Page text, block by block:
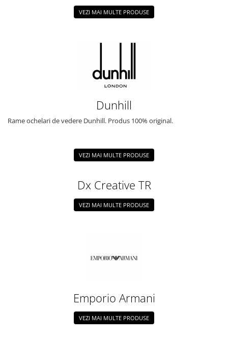
VEZI MAI MULTE PRODUSE
Dunhill
Rame ochelari de vedere Dunhill. Produs 100% original.
VEZI MAI MULTE PRODUSE
Dx Creative TR
VEZI MAI MULTE PRODUSE
Emporio Armani
VEZI MAI MULTE PRODUSE